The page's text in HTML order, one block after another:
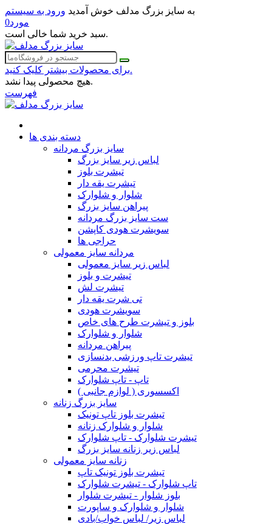
به سایز بزرگ مدلف خوش آمدید ورود به سیستم
0مورد
سبد خرید شما خالی است.
برای محصولات بیشتر کلیک کنید.
هیچ محصولی پیدا نشد.
فهرست
دسته بندی ها
سایز بزرگ مردانه
لباس زیر سایز بزرگ
تیشرت بلوز
تیشرت یقه دار
شلوار و شلوارک
پیراهن سایز بزرگ
ست سایز بزرگ مردانه
سویشرت هودی کاپشن
حراجی ها
مردانه سایز معمولی
لباس زیر سایز معمولی
تیشرت و بلوز
تیشرت لش
تی شرت یقه دار
سویشرت هودی
بلوز و تیشرت طرح های خاص
شلوار و شلوارک
پیراهن مردانه
تیشرت تاپ ورزشی بدنسازی
تیشرت محرمی
تاپ - تاپ شلوارک
اکسسوری ( لوازم جانبی )
سایز بزرگ زنانه
تیشرت بلوز تاپ تونیک
شلوار و شلوارک زنانه
تیشرت شلوارک - تاپ شلوارک
لباس زیر زنانه سایز بزرگ
زنانه سایز معمولی
تیشرت بلوز تونیک تاپ
تاپ شلوارک - تیشرت شلوارک
بلوز شلوار - تیشرت شلوار
شلوار و شلوارک و ساپورت
لباس زیر/ لباس خواب/بادی